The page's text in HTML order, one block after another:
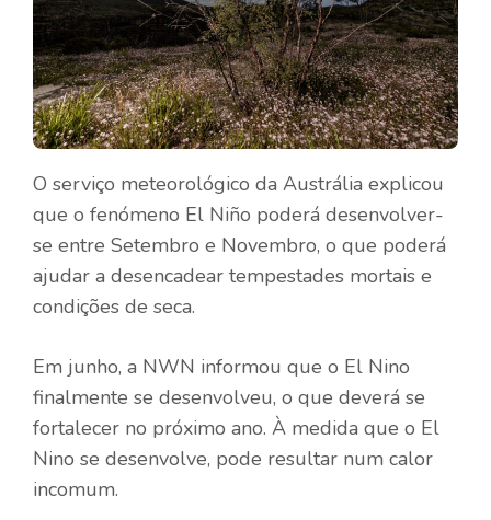
O serviço meteorológico da Austrália explicou
que o fenómeno El Niño poderá desenvolver-
se entre Setembro e Novembro, o que poderá
ajudar a desencadear tempestades mortais e
condições de seca.
Em junho, a NWN informou que o El Nino
finalmente se desenvolveu, o que deverá se
fortalecer no próximo ano. À medida que o El
Nino se desenvolve, pode resultar num calor
incomum.